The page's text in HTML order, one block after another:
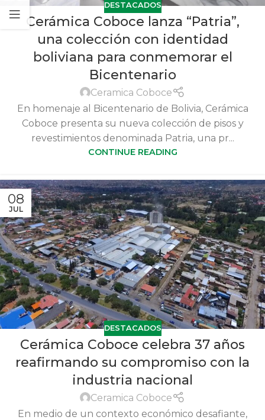
DESTACADOS
Cerámica Coboce lanza “Patria”,
una colección con identidad
boliviana para conmemorar el
Bicentenario
Ceramica Coboce
En homenaje al Bicentenario de Bolivia, Cerámica
Coboce presenta su nueva colección de pisos y
revestimientos denominada Patria, una pr...
CONTINUE READING
08
JUL
DESTACADOS
Cerámica Coboce celebra 37 años
reafirmando su compromiso con la
industria nacional
Ceramica Coboce
En medio de un contexto económico desafiante,